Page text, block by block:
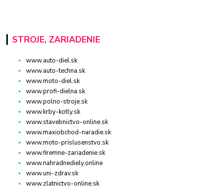
STROJE, ZARIADENIE
www.auto-diel.sk
www.auto-techna.sk
www.moto-diel.sk
www.profi-dielna.sk
www.polno-stroje.sk
www.krby-kotly.sk
www.stavebnictvo-online.sk
www.maxiobchod-naradie.sk
www.moto-prislusenstvo.sk
www.firemne-zariadenie.sk
www.nahradnediely.online
www.uni-zdrav.sk
www.zlatnictvo-online.sk